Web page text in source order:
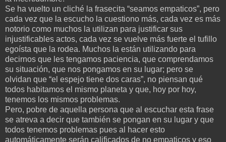
Se ha vuelto un cliché la frasecita “seamos empaticos”, pero
cada vez que la escucho la cuestiono más, cada vez es más
notorio como muchos la utilizan para justificar sus
injustificables actos, cada vez se vuelve más fuerte el tufillo
egoísta que la rodea. Muchos la están utilizando para
decirnos que les tengamos paciencia, que comprendamos
su situación, que nos pongamos en su lugar; pero se
olvidan que “el espejo tiene dos caras”, no piensan qué
todos habitamos el mismo planeta y que, hoy por hoy,
tenemos los mismos problemas.
Pero, pobre de aquella persona que al escuchar esta frase
se atreva a decir que también se pongan en su lugar y que
todos tenemos problemas pues al hacer esto
automáticamente serán calificados de no empaticos y eso